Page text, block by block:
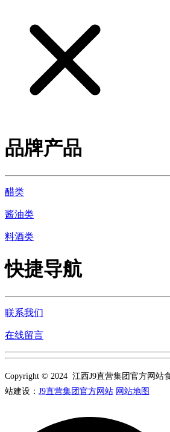
品牌产品
醋类
酱油类
料酒类
快捷导航
联系我们
在线留言
Copyright © 2024 江西J9直营集团官方网站
站建设： J9直营集团官方网站 网站地图